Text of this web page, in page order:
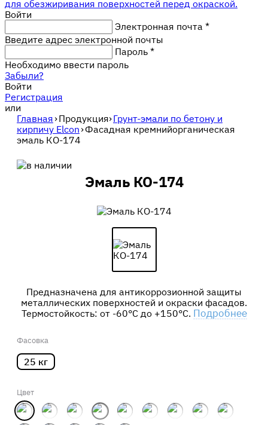
для обезжиривания поверхностей перед окраской.
Войти
Электронная почта *
Введите адрес электронной почты
Пароль *
Необходимо ввести пароль
Забыли?
Войти
Регистрация
или
Главная ›Продукция›Грунт-эмали по бетону и
кирпичу Elcon ›Фасадная кремнийорганическая
эмаль КО-174
Эмаль КО-174
Предназначена для антикоррозионной защиты
металлических поверхностей и окраски фасадов.
Термостойкость: от -60°С до +150°С. Подробнее
Фасовка
25 кг
Цвет